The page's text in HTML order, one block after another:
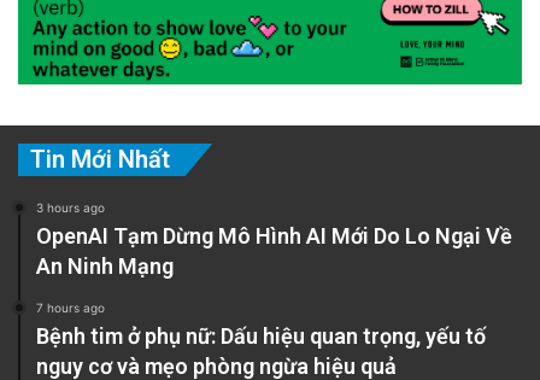
Tin Mới Nhất
3 hours ago
OpenAI Tạm Dừng Mô Hình AI Mới Do Lo Ngại Về
An Ninh Mạng
7 hours ago
Bệnh tim ở phụ nữ: Dấu hiệu quan trọng, yếu tố
nguy cơ và mẹo phòng ngừa hiệu quả